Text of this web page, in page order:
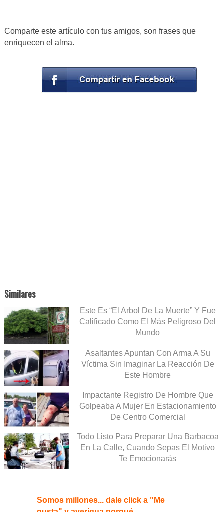
Comparte este artículo con tus amigos, son frases que
enriquecen el alma.
Similares
Este Es “El Arbol De La Muerte” Y Fue
Calificado Como El Más Peligroso Del
Mundo
Asaltantes Apuntan Con Arma A Su
Víctima Sin Imaginar La Reacción De
Este Hombre
Impactante Registro De Hombre Que
Golpeaba A Mujer En Estacionamiento
De Centro Comercial
Todo Listo Para Preparar Una Barbacoa
En La Calle, Cuando Sepas El Motivo
Te Emocionarás
Somos millones... dale click a "Me